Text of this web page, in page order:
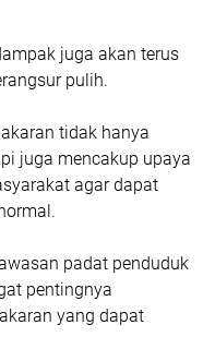
juga akan terus
pulih.
tidak hanya
juga mencakup upaya
agar dapat
padat penduduk
pentingnya
yang dapat